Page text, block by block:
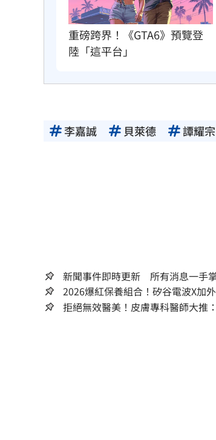
重磅跨界！《GTA6》預覽登
陸「這平台」
李嘉誠 貝萊德 譚耀宗
新聞事件即時更新 所有消息一手
2026爆紅保養組合！矽谷電波X加
拒絕無效醫美！皮膚專科醫師大推